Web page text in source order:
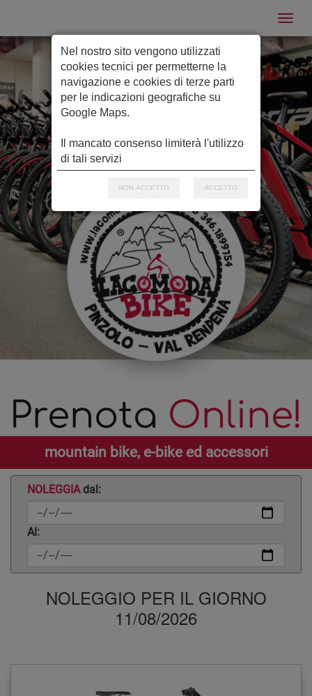
Nel nostro sito vengono utilizzati
cookies tecnici per permetterne la
navigazione e cookies di terze parti
per le indicazioni geografiche su
Google Maps.
Il mancato consenso limiterà l'utilizzo
di tali servizi
Prenota Online!
mountain bike, e-bike ed accessori
NOLEGGIA dal:
Al:
NOLEGGIO PER IL GIORNO
11/08/2026